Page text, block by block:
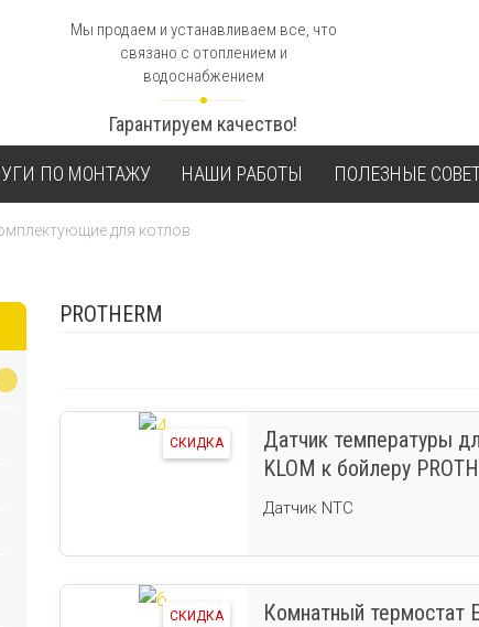
Мы продаем и устанавливаем все, что
связано с отоплением и
водоснабжением
Гарантируем качество!
ПО МОНТАЖУ НАШИ РАБОТЫ ПОЛЕЗНЫЕ
для котлов
PROTHERM
СКИДКА
Датчик температуры
KLOM к бойлеру
Датчик NTC
СКИДКА Комнатный термостат